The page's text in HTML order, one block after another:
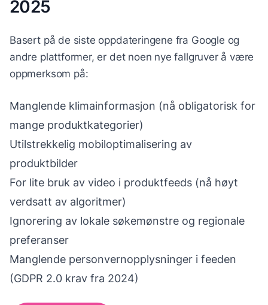
2025
Basert på de siste oppdateringene fra Google og
andre plattformer, er det noen nye fallgruver å være
oppmerksom på:
Manglende klimainformasjon (nå obligatorisk for
mange produktkategorier)
Utilstrekkelig mobiloptimalisering av
produktbilder
For lite bruk av video i produktfeeds (nå høyt
verdsatt av algoritmer)
Ignorering av lokale søkemønstre og regionale
preferanser
Manglende personvernopplysninger i feeden
(GDPR 2.0 krav fra 2024)